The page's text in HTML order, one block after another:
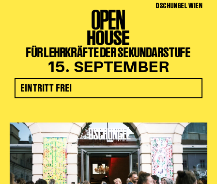
DSCHUNGEL WIEN
OPEN
HOUSE
FÜR LEHRKRÄFTE DER SEKUNDARSTUFE
15. SEPTEMBER
EINTRITT FREI